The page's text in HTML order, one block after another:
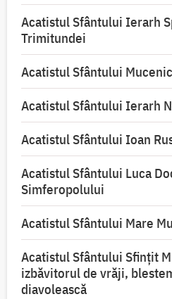
Acatistul Sfântului Ierarh
Trimitundei
Acatistul Sfântului
Acatistul Sfântului Ierarh
Acatistul Sfântului Ioan
Acatistul Sfântului Luca
Simferopolului
Acatistul Sfântului Mare
Acatistul Sfântului Sfințit
izbăvitorul de vrăji,
diavolească